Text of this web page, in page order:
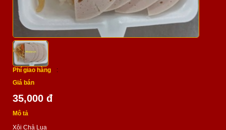
Phí giao hàng
:
Giá bán
35,000 đ
Mô tả
Xôi Chả Lụa